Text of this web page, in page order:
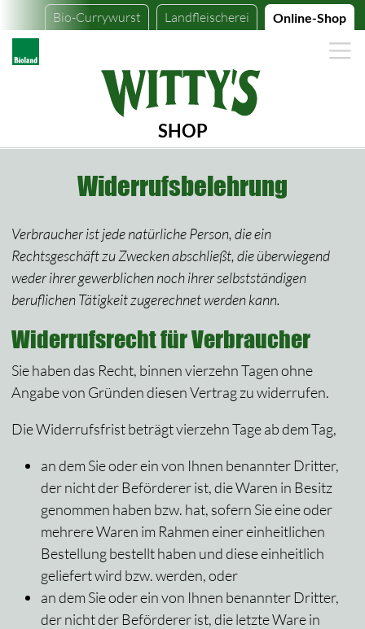
Bio-Currywurst Landfleischerei Online-Shop
SHOP
Widerrufsbelehrung
Verbraucher ist jede natürliche Person, die ein
Rechtsgeschäft zu Zwecken abschließt, die überwiegend
weder ihrer gewerblichen noch ihrer selbstständigen
beruflichen Tätigkeit zugerechnet werden kann.
Widerrufsrecht für Verbraucher
Sie haben das Recht, binnen vierzehn Tagen ohne
Angabe von Gründen diesen Vertrag zu widerrufen.
Die Widerrufsfrist beträgt vierzehn Tage ab dem Tag,
an dem Sie oder ein von Ihnen benannter Dritter,
der nicht der Beförderer ist, die Waren in Besitz
genommen haben bzw. hat, sofern Sie eine oder
mehrere Waren im Rahmen einer einheitlichen
Bestellung bestellt haben und diese einheitlich
geliefert wird bzw. werden, oder
an dem Sie oder ein von Ihnen benannter Dritter,
der nicht der Beförderer ist, die letzte Ware in